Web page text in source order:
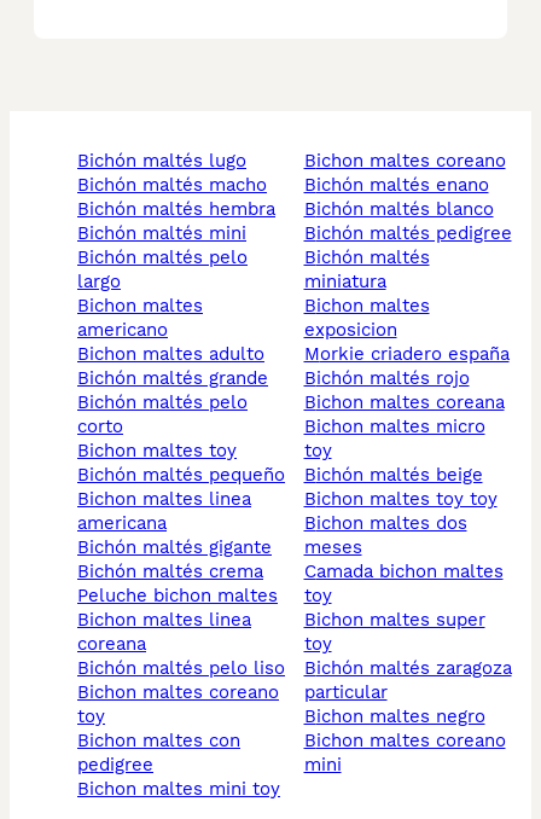
bichón maltés lugo
bichón maltés macho
bichón maltés hembra
bichón maltés mini
bichón maltés pelo
largo
bichon maltes
americano
bichon maltes adulto
bichón maltés grande
bichón maltés pelo
corto
bichon maltes toy
bichón maltés pequeño
bichon maltes linea
americana
bichón maltés gigante
bichón maltés crema
peluche bichon maltes
bichon maltes linea
coreana
bichón maltés pelo liso
bichon maltes coreano
toy
bichon maltes con
pedigree
bichon maltes mini toy
bichon maltes coreano
bichón maltés enano
bichón maltés blanco
bichón maltés pedigree
bichón maltés
miniatura
bichon maltes
exposicion
morkie criadero españa
bichón maltés rojo
bichon maltes coreana
bichon maltes micro
toy
bichón maltés beige
bichon maltes toy toy
bichon maltes dos
meses
camada bichon maltes
toy
bichon maltes super
toy
bichón maltés zaragoza
particular
bichon maltes negro
bichon maltes coreano
mini